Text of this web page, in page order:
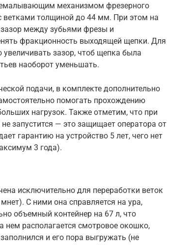
механизмом фрезерного
ветками толщиной до 44 мм. При этом на
между зубьями фрезы и
фракционность выходящей щепки. Для
зазор, чтоб щепка была
наоборот уменьшать.
подачи, в комплекте дополнительно
помогать прохождению
нагрузок. Также отметим, что при
запустится — это защищает оператора от
гарантию на устройство 5 лет, чего нет
3 года).
исключительно для переработки веток
С ними она справляется на ура,
объемный контейнер на 67 л, что
нем располагается смотровое окошко,
и его пора выгружать (не